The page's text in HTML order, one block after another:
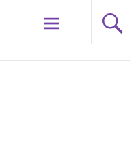
Lompat
ke